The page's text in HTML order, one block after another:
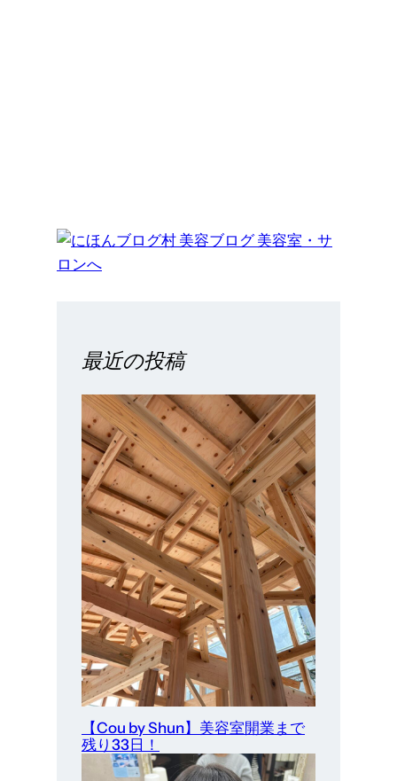
最近の投稿
【Cou by Shun】美容室開業まで
残り33日！